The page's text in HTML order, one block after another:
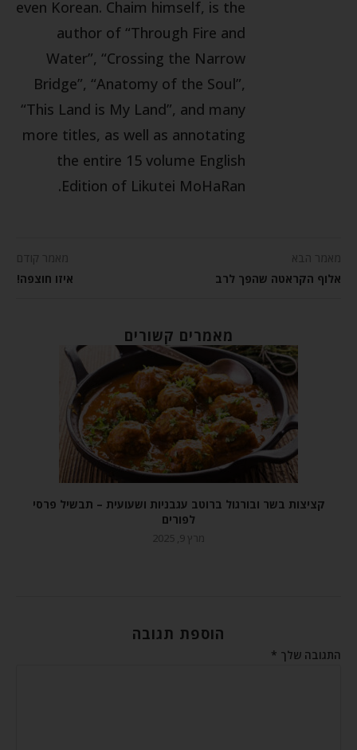
even Korean. Chaim himself, is the
author of “Through Fire and
Water”, “Crossing the Narrow
Bridge”, “Anatomy of the Soul”,
“This Land is My Land”, and many
more titles, as well as annotating
the entire 15 volume English
Edition of Likutei MoHaRan.
מאמר הבא
אלוף הקראטה שהפך לרב
מאמר קודם
איזו חוצפה!
מאמרים קשורים
קציצות בשר ובורגול ברוטב עגבניות ושעועית – תבשיל פרסי
לפורים
מרץ 9, 2025
הוספת תגובה
התגובה שלך *